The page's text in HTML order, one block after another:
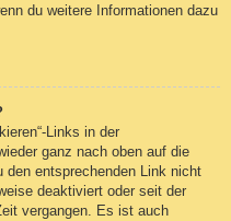
du weitere Informationen dazu
Links in der
ganz nach oben auf die
entsprechenden Link nicht
deaktiviert oder seit der
vergangen. Es ist auch